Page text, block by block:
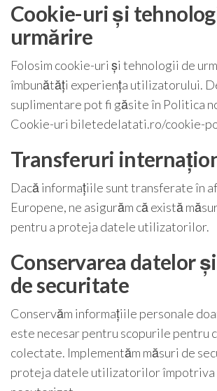
Cookie-uri și
urmărire
Folosim cookie-uri și tehnologii de
îmbunătăți experiența utilizatorului.
suplimentare pot fi găsite în Politica
Cookie-uri biletedelatati.ro/cookie-
Transferuri
Dacă informațiile sunt transferate în
Europene, ne asigurăm că există
pentru a proteja datele utilizatorilor.
Conservarea datelor
de securitate
Conservăm informațiile personale
este necesar pentru scopurile pentru
colectate. Implementăm măsuri de
proteja datele utilizatorilor împotriva